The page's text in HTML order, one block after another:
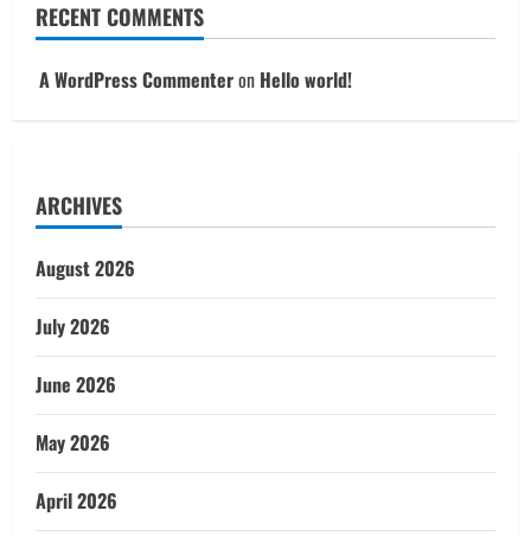
RECENT COMMENTS
A WordPress Commenteron Hello world!
ARCHIVES
August 2026
July 2026
June 2026
May 2026
April 2026